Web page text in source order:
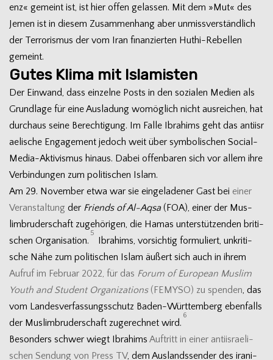
enz« gemeint ist, ist hier offen gelas­sen. Mit dem »Mut« des
Jemen ist in die­sem Zusam­men­hang aber unmiss­ver­ständ­lich
der Ter­ro­ris­mus der vom Iran finan­zier­ten Huthi-Rebellen
gemeint.
Gutes Klima mit Islamisten
Der Ein­wand, dass ein­zelne Posts in den sozia­len Medien als
Grund­lage für eine Aus­la­dung womög­lich nicht aus­rei­chen, hat
durch­aus seine Berech­ti­gung. Im Falle Ibra­hims geht das anti­is­r
ae­li­sche Enga­ge­ment jedoch weit über sym­bo­li­schen Social-
Media-Aktivismus hin­aus. Dabei offen­ba­ren sich vor allem ihre
Ver­bin­dun­gen zum poli­ti­schen Islam.
Am 29. Novem­ber etwa war sie ein­ge­la­de­ner Gast bei einer
Ver­an­stal­tung der Fri­ends of Al-Aqsa(FOA), einer der Mus­
lim­bru­der­schaft zuge­hö­ri­gen, die Hamas unter­stüt­zen­den bri­ti­
schen Orga­ni­sa­tion.
5
Ibra­hims, vor­sich­tig for­mu­liert, unkri­ti­
sche Nähe zum poli­ti­schen Islam äußert sich auch in ihrem
Auf­ruf im Februar 2022, für das Forum of Euro­pean Mus­lim
Youth and Stu­dent Orga­niza­ti­ons(FEMYSO) zu spen­den, das
vom Lan­des­ver­fas­sungs­schutz Baden-Württemberg eben­falls
der Mus­lim­bru­der­schaft zuge­rech­net wird.
6
Beson­ders schwer wiegt Ibra­hims Auf­tritt in einer anti­is­rae­li­
schen Sen­dung von Press TV, dem Aus­lands­sen­der des ira­ni­